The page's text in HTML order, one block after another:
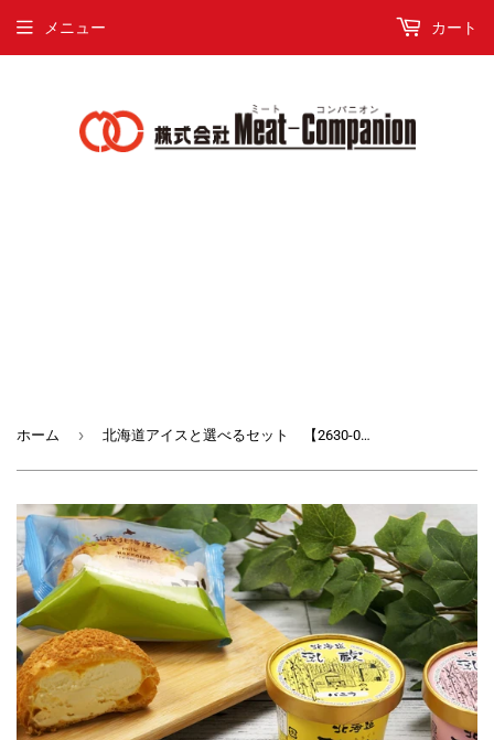
メニュー カート
ホーム › 北海道アイスと選べるセット 【2630-0058】【2630-0059】【2630-0060】【2630-0061】